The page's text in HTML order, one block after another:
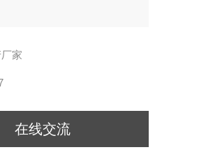
家
在线交流